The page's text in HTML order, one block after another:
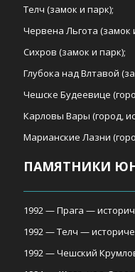
Телч (замок и парк);
Червена Льгота (замок
Сихров (замок и парк);
Глубока над Влтавой
Чешске Будеевице
Карловы Вары (город,
Марианские Лазни
ПАМЯТНИКИ
1992 — Прага —
1992 — Телч —
1992 — Чешский